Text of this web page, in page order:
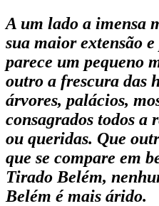
A um lado a imensa
sua maior extensão
parece um pequeno
outro a frescura das
árvores, palácios,
consagrados todos a
ou queridas. Que
que se compare em
Tirado Belém,
Belém é mais árido.